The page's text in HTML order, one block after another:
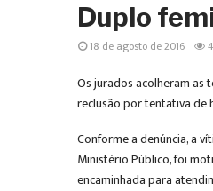
Duplo
18 de agosto de 2016
Os jurados acolheram as
reclusão por tentativa de
Conforme a denúncia, a
Ministério Público, foi
encaminhada para